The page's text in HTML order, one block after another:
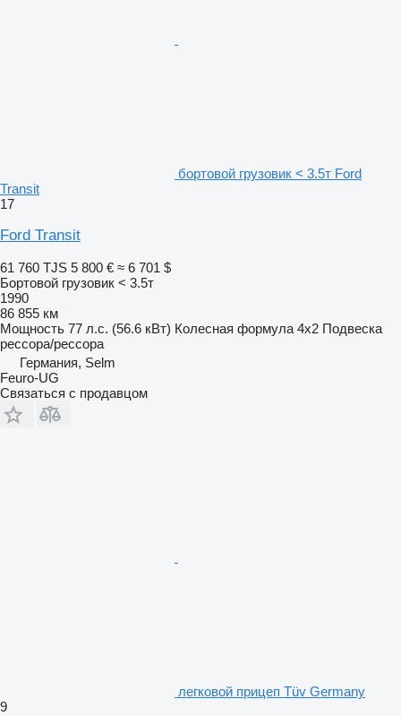
бортовой грузовик < 3.5т Ford
Transit
17
Ford Transit
61 760 TJS 5 800 € ≈ 6 701 $
Бортовой грузовик < 3.5т
1990
86 855 км
Мощность 77 л.с. (56.6 кВт) Колесная формула 4x2 Подвеска
рессора/рессора
Германия, Selm
Feuro-UG
Связаться с продавцом
легковой прицеп Tüv Germany
9